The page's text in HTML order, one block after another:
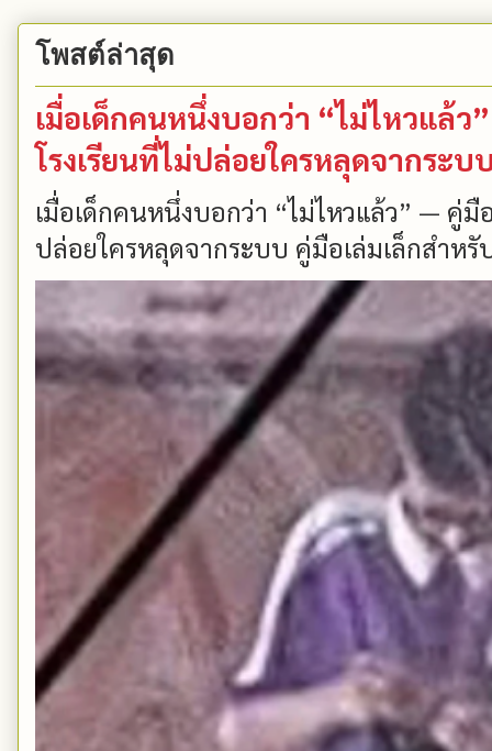
โพสต์ล่าสุด
เมื่อเด็กคนหนึ่งบอกว่า “ไม่ไหวแล้
โรงเรียนที่ไม่ปล่อยใครหลุดจากระบ
เมื่อเด็กคนหนึ่งบอกว่า “ไม่ไหวแล้ว” — คู่
ปล่อยใครหลุดจากระบบ คู่มือเล่มเล็กสำหรั